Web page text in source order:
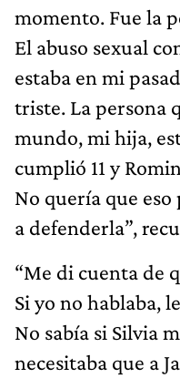
momento. Fue la
El abuso sexual
estaba en mi
triste. La persona
mundo, mi hija,
cumplió 11 y
No quería que eso
a defenderla”,
“Me di cuenta de
Si yo no hablaba,
No sabía si Silvia
necesitaba que a